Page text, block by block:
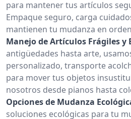
para mantener tus artículos
Empaque seguro, carga
mantienen tu mudanza en
Manejo de Artículos Frágiles y
antigüedades hasta arte,
personalizado, transporte
para mover tus objetos
nosotros desde pianos hasta
Opciones de Mudanza
soluciones ecológicas para tu